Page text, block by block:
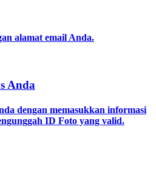
alamat email Anda.
Anda
dengan memasukkan informasi
ID Foto yang valid.